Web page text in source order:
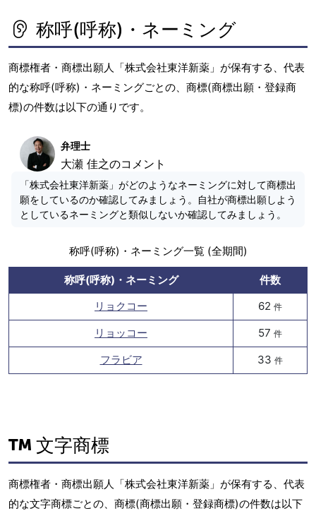
称呼(呼称)・ネーミング
商標権者・商標出願人「株式会社東洋新薬」が保有する、代表
的な称呼(呼称)・ネーミングごとの、商標(商標出願・登録商
標)の件数は以下の通りです。
弁理士
大瀬 佳之のコメント
「株式会社東洋新薬」がどのようなネーミングに対して商標出
願をしているのか確認してみましょう。自社が商標出願しよう
としているネーミングと類似しないか確認してみましょう。
称呼(呼称)・ネーミング一覧 (全期間)
称呼(呼称)・ネーミング
件数
リョクコー
62 件
リョッコー 57 件
フラビア 33 件
文字商標
商標権者・商標出願人「株式会社東洋新薬」が保有する、代表
的な文字商標ごとの、商標(商標出願・登録商標)の件数は以下